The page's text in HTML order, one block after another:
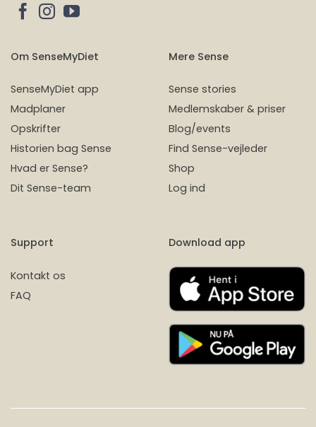
Om SenseMyDiet
SenseMyDiet app
Madplaner
Opskrifter
Historien bag Sense
Hvad er Sense?
Dit Sense-team
Mere Sense
Sense stories
Medlemskaber & priser
Blog/events
Find Sense-vejleder
Shop
Log ind
Support
Kontakt os
FAQ
Download app